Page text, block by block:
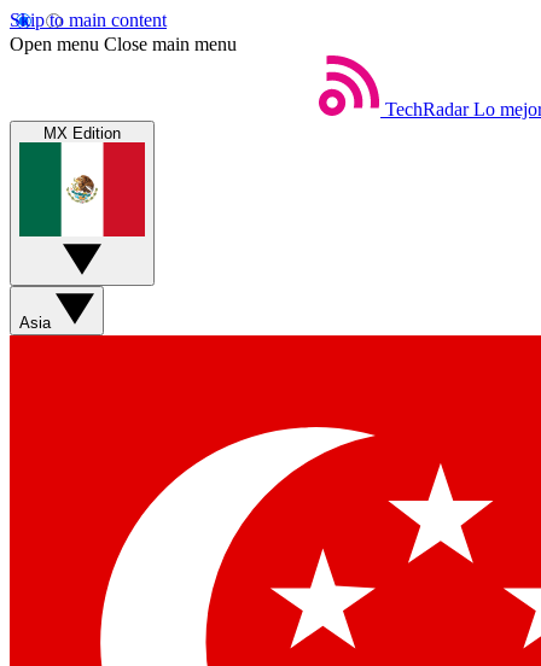
Skip to main content
Open menu Close main menu
TechRadar Lo
MX Edition
Asia